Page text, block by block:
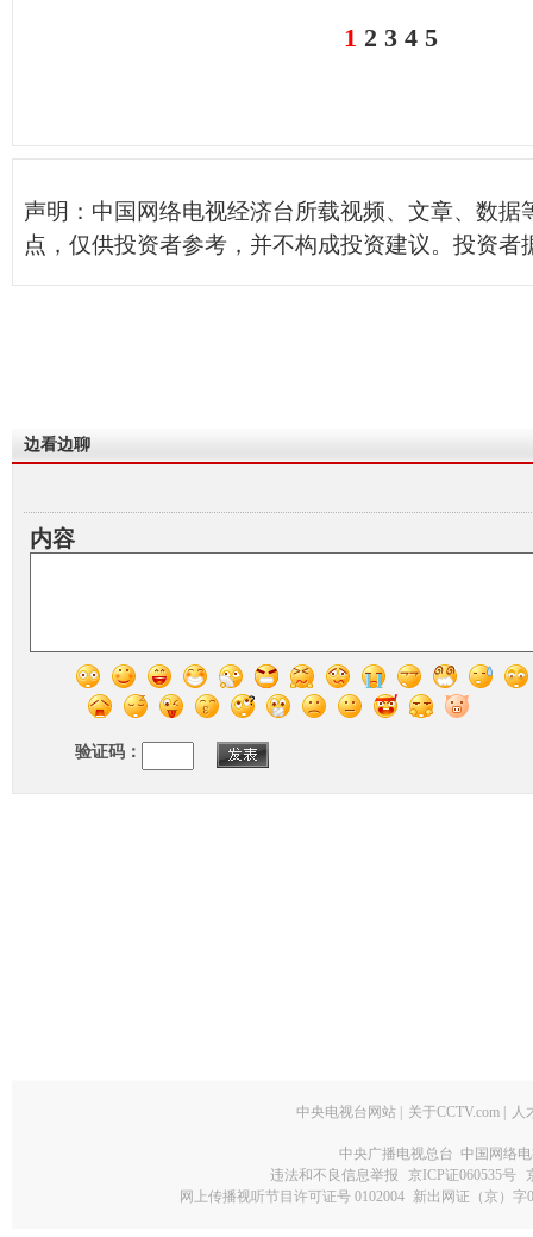
1 2 3 4 5
声明：中国网络电视经济台所载视频、文章、数据
点，仅供投资者参考，并不构成投资建议。投资者
边看边聊
内容
验证码：
中央电视台网站 关于CCTV.com 人
中央广播电视总台 中国网络
违法和不良信息举报
京ICP证060535号
网上传播视听节目许可证号 0102004 新出网证（京）